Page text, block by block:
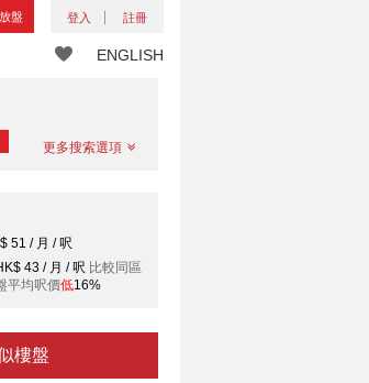
放盤 登入 註冊
ENGLISH
更多搜索選項
51 / 月 / 呎
43 / 月 / 呎 比較同區
平均呎價低16%
樓盤